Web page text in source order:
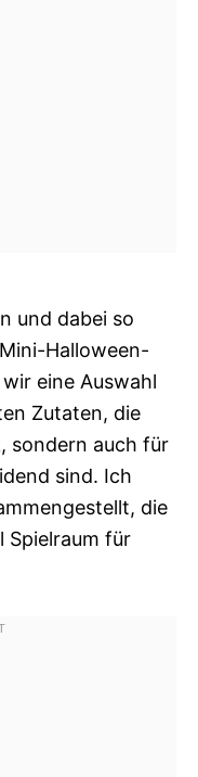
und dabei so
Halloween-
eine Auswahl
Zutaten, die
sondern auch für
sind. Ich
die
Spielraum für